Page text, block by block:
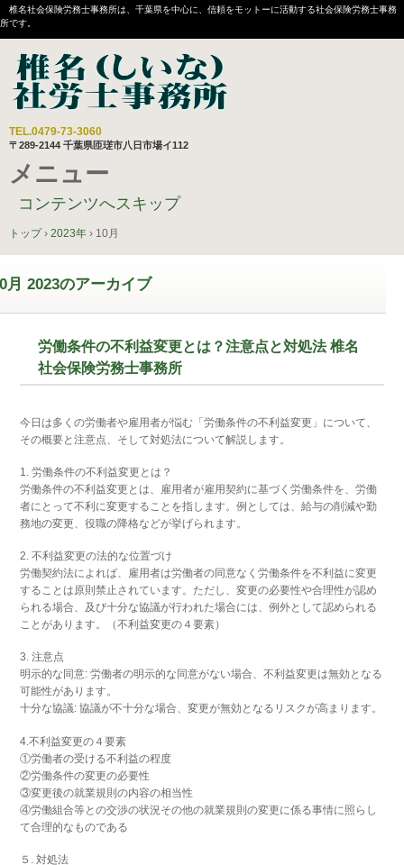
椎名社会保険労務士事務所は、千葉県を中心に、信頼をモットーに活動する社会保険労務士事務
所です。
TEL.0479-73-3060
〒289-2144 千葉県匝瑳市八日市場イ112
メニュー
コンテンツへスキップ
トップ › 2023年 › 10月
月 2023のアーカイブ
労働条件の不利益変更とは？注意点と対処法 椎名
社会保険労務士事務所
今日は多くの労働者や雇用者が悩む「労働条件の不利益変更」について、
その概要と注意点、そして対処法について解説します。
1. 労働条件の不利益変更とは？
労働条件の不利益変更とは、雇用者が雇用契約に基づく労働条件を、労働
者にとって不利に変更することを指します。例としては、給与の削減や勤
務地の変更、役職の降格などが挙げられます。
2. 不利益変更の法的な位置づけ
労働契約法によれば、雇用者は労働者の同意なく労働条件を不利益に変更
することは原則禁止されています。ただし、変更の必要性や合理性が認め
られる場合、及び十分な協議が行われた場合には、例外として認められる
ことがあります。（不利益変更の４要素）
3. 注意点
明示的な同意: 労働者の明示的な同意がない場合、不利益変更は無効となる
可能性があります。
十分な協議: 協議が不十分な場合、変更が無効となるリスクが高まります。
4.不利益変更の４要素
①労働者の受ける不利益の程度
②労働条件の変更の必要性
③変更後の就業規則の内容の相当性
④労働組合等との交渉の状況その他の就業規則の変更に係る事情に照らし
て合理的なものである
５. 対処法